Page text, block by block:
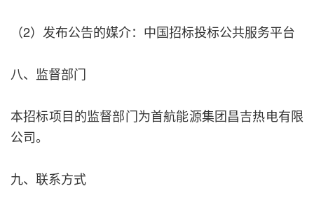
（2）发布公告的媒介：中国招标投标公共服务平台
八、监督部门
本招标项目的监督部门为首航能源集团昌吉热电有限
公司。
九、联系方式